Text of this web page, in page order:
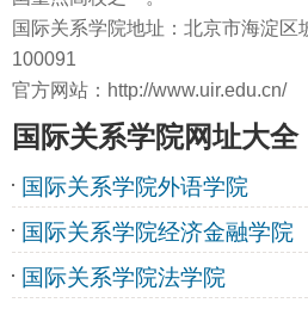
国际关系学院地址：北京市海淀区
100091
官方网站：http://www.uir.edu.cn/
国际关系学院网址大全
国际关系学院外语学院
国际关系学院经济金融学院
国际关系学院法学院